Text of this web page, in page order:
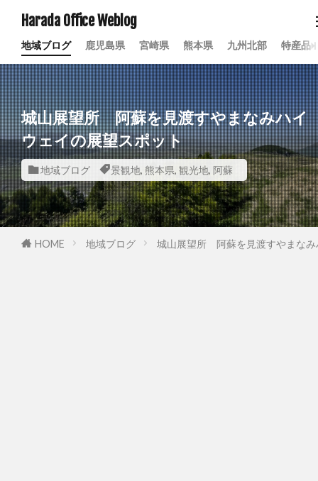
Harada Office Weblog
地域ブログ 鹿児島県 宮崎県 熊本県 九州北部 特産品
城山展望所 阿蘇を見渡すやまなみハイ
ウェイの展望スポット
地域ブログ 景観地, 熊本県, 観光地, 阿蘇
HOME 地域ブログ 城山展望所 阿蘇を見渡すやまなみ